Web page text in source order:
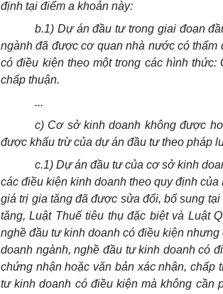
định tại điểm a khoản này:
b.1) Dự án đầu tư trong giai đoạn
ngành đã được cơ quan nhà nước có
có điều kiện theo một trong các hình
chấp thuận.
...
c) Cơ sở kinh doanh không được
được khấu trừ của dự án đầu tư theo pháp
c.1) Dự án đầu tư của cơ sở kinh
các điều kiện kinh doanh theo quy định
giá trị gia tăng đã được sửa đổi, bổ sung
tăng, Luật Thuế tiêu thụ đặc biệt và Luật
nghề đầu tư kinh doanh có điều kiện
doanh ngành, nghề đầu tư kinh doanh có
chứng nhận hoặc văn bản xác nhận,
tư kinh doanh có điều kiện mà không cần